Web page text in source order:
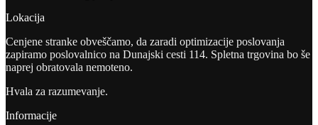
Lokacija
Cenjene stranke obveščamo, da zaradi optimizacije poslovanja
zapiramo poslovalnico na Dunajski cesti 114. Spletna trgovina bo še
naprej obratovala nemoteno.
Hvala za razumevanje.
Informacije